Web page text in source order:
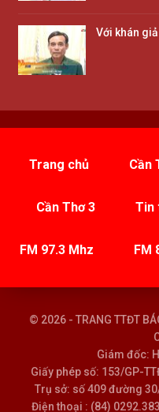
Với khán
Trang chủ Cần
Cần Thơ 3 Tin
FM 97.3 Mhz FM
© 2026 - TRANG TTĐT
Giám đốc:
Giấy phép số: 153/GP-
Trụ sở: số 409 đường
Điện thoại : (84)